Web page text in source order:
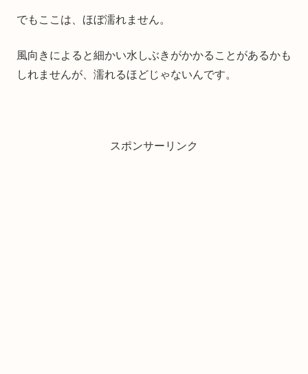
でもここは、ほぼ濡れません。
風向きによると細かい水しぶきがかかることがあるかも
しれませんが、濡れるほどじゃないんです。
スポンサーリンク